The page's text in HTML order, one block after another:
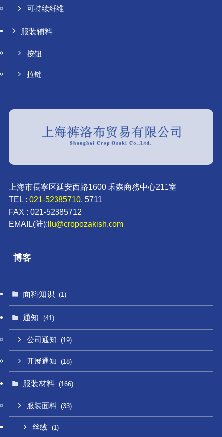
可持续纤维
服装辅料
按钮
拉链
上海市長寧区延安西路1600 禾森商務中心211室
TEL : 021-52385710, 5711
FAX : 021-52385712
EMAIL(陆):llu@cropozakish.com
博客
面料知识 (1)
通知 (41)
公司通知 (19)
开展通知 (18)
服装材料 (166)
服装面料 (33)
丝绒 (1)